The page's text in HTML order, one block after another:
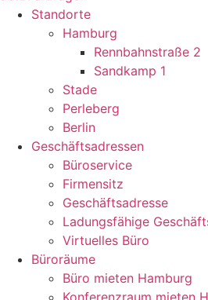
Standorte
Hamburg
Rennbahnstraße 2
Sandkamp 1
Stade
Perleberg
Berlin
Geschäftsadressen
Büroservice
Firmensitz
Geschäftsadresse
Ladungsfähige
Virtuelles Büro
Büroräume
Büro mieten Hamburg
Konferenzraum mieten